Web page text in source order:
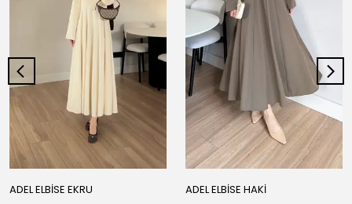
ADEL ELBİSE EKRU ADEL ELBİSE HAKİ